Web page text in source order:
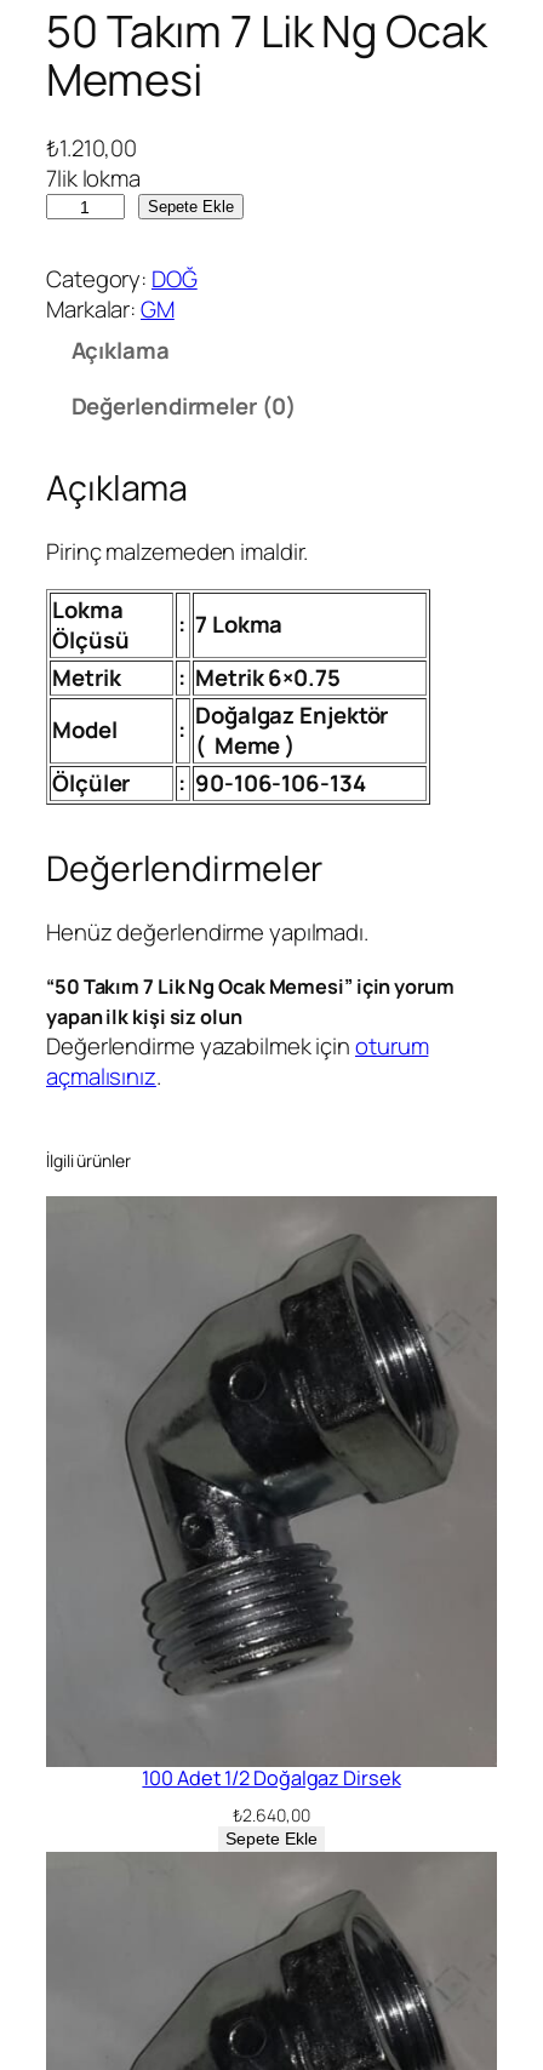
50 Takım 7 Lik Ng Ocak
Memesi
₺1.210,00
7lik lokma
T
a
k
N
O
c
a
k
M
m
e
i
d
t
Sepete Ekle
Category: DOĞ
Markalar:GM
Açıklama
Değerlendirmeler (0)
Açıklama
Pirinç malzemeden imaldir.
Lokma
Ölçüsü
: 7 Lokma
Metrik
: Metrik 6×0.75
Model
: Doğalgaz Enjektör
( Meme )
Ölçüler
: 90-106-106-134
Değerlendirmeler
Henüz değerlendirme yapılmadı.
“50 Takım 7 Lik Ng Ocak Memesi” için yorum
yapan ilk kişi siz olun
Değerlendirme yazabilmek içinoturum
açmalısınız.
İlgili ürünler
100 Adet 1/2 Doğalgaz Dirsek
₺2.640,00
Sepete Ekle